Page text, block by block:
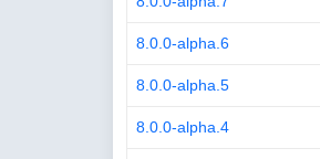
8.0.0-alpha.6
8.0.0-alpha.5
8.0.0-alpha.4